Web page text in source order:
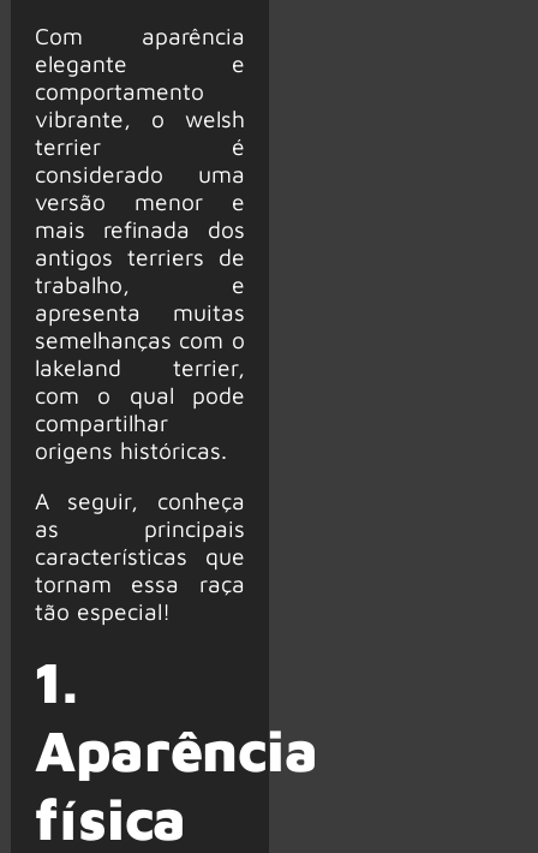
Com aparência
elegante e
comportamento
vibrante, o welsh
terrier é
considerado uma
versão menor e
mais refinada dos
antigos terriers de
trabalho, e
apresenta muitas
semelhanças com o
lakeland terrier,
com o qual pode
compartilhar
origens históricas.
A seguir, conheça
as principais
características que
tornam essa raça
tão especial!
1.
Aparência
física